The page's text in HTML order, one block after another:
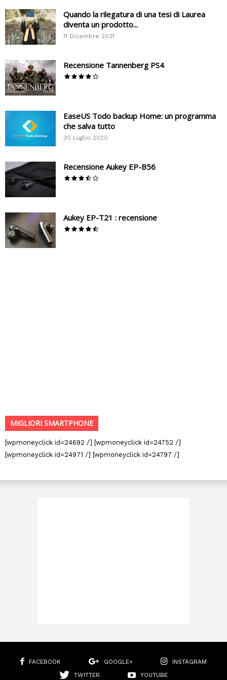
Quando la rilegatura di una tesi di Laurea
diventa un prodotto...
11 Dicembre 2021
Recensione Tannenberg PS4
EaseUS Todo backup Home: un programma
che salva tutto
30 Luglio 2020
Recensione Aukey EP-B56
Aukey EP-T21 : recensione
MIGLIORI SMARTPHONE
[wpmoneyclick id=24692 /] [wpmoneyclick id=24752 /]
[wpmoneyclick id=24971 /] [wpmoneyclick id=24797 /]
FACEBOOK GOOGLE+
INSTAGRAM
TWITTER
YOUTUBE